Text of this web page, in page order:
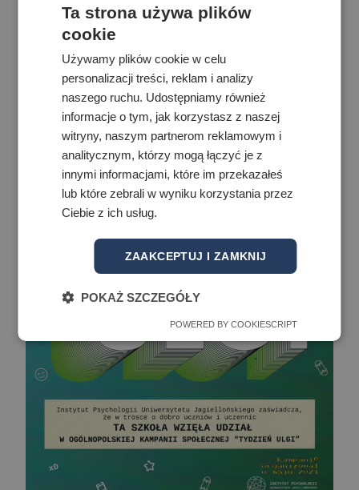
Ta strona używa plików
cookie
Używamy plików cookie w celu
personalizacji treści, reklam i analizy
naszego ruchu. Udostępniamy również
informacje o tym, jak korzystasz z naszej
witryny, naszym partnerom reklamowym i
analitycznym, którzy mogą łączyć je z
innymi informacjami, które im przekazałeś
lub które zebrali w wyniku korzystania przez
Ciebie z ich usług.
ZAAKCEPTUJ I ZAMKNIJ
POKAŻ SZCZEGÓŁY
POWERED BY COOKIESCRIPT